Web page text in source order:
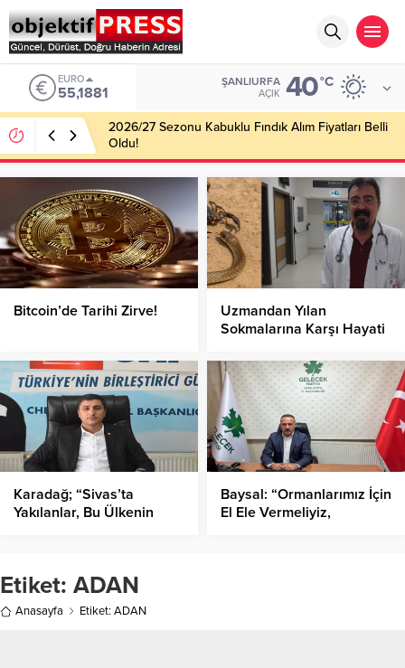
EURO
55,1881
ŞANLIURFA
AÇIK 40°C
2026/27 Sezonu Kabuklu Fındık Alım Fiyatları Belli
Oldu!
Bitcoin’de Tarihi Zirve!
Uzmandan Yılan
Sokmalarına Karşı Hayati
Karadağ; “Sivas’ta
Yakılanlar, Bu Ülkenin
Baysal: “Ormanlarımız İçin
El Ele Vermeliyiz,
Etiket: ADAN
Anasayfa Etiket: ADAN